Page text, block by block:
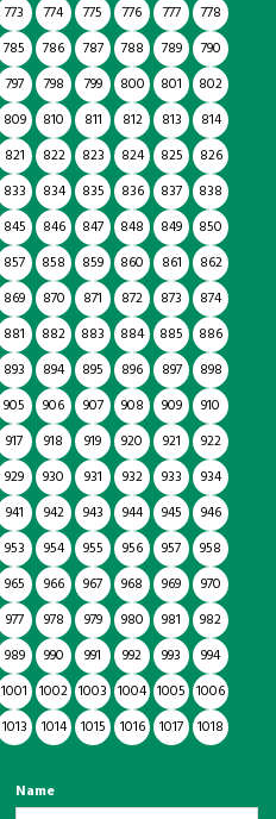
773 774 775 776 777
778
785 786 787 788 789
790
797 798 799 800 801
802
809 810 811 812 813
814
821 822 823 824 825
826
833 834 835 836 837
838
845 846 847 848 849
850
857 858 859 860 861
862
869 870 871 872 873
874
881 882 883 884 885
886
893 894 895 896 897
898
905 906 907 908 909
910
917 918 919 920 921
922
929 930 931 932 933
934
941 942 943 944 945
946
953 954 955 956 957
958
965 966 967 968 969
970
977 978 979 980 981
982
989 990 991 992 993
994
1001 1002 1003 1004 1005 1006
1013 1014 1015 1016 1017
1018
Name